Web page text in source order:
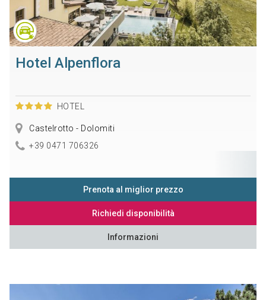
Hotel Alpenflora
HOTEL
Castelrotto - Dolomiti
+39 0471 706326
Prenota al miglior prezzo
Richiedi disponibilità
Informazioni